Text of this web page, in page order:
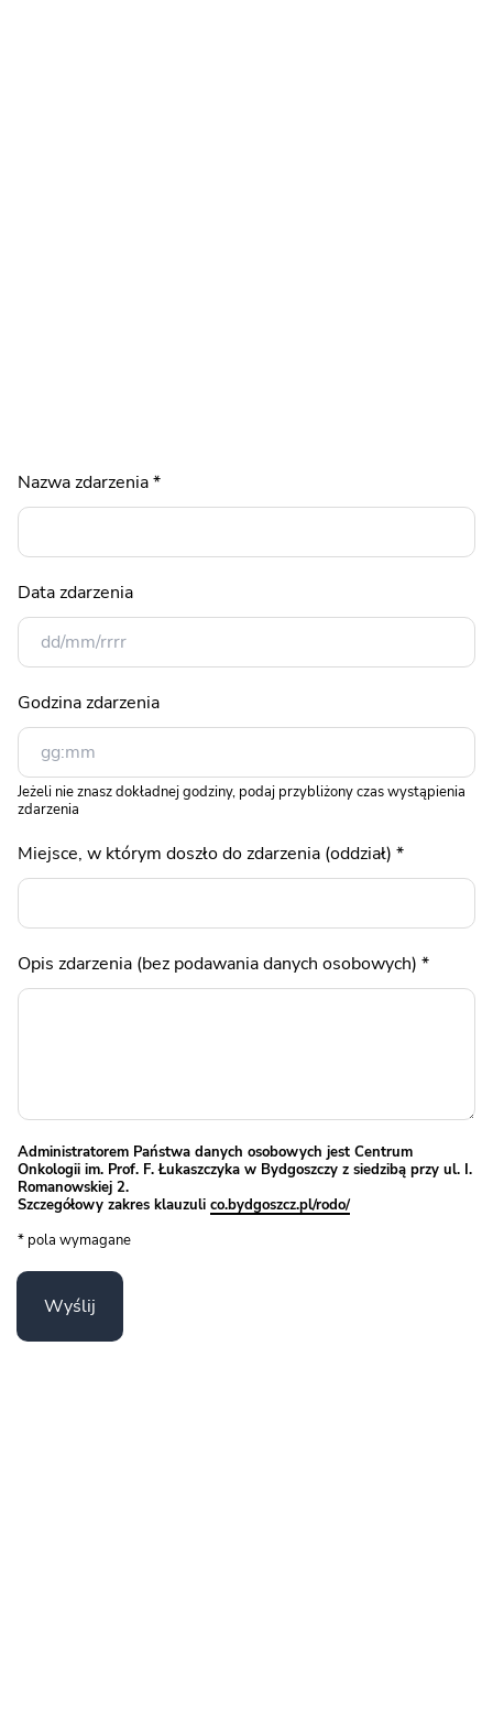
*
o
o
w
y
h
)
i
e
j
e
Nazwa zdarzenia*
Data zdarzenia
Godzina zdarzenia
Jeżeli nie znasz dokładnej godziny, podaj przybliżony czas wystąpienia
zdarzenia
Miejsce, w którym doszło do zdarzenia (oddział) *
Opis zdarzenia (bez podawania danych osobowych) *
Administratorem Państwa danych osobowych jest Centrum
Onkologii im. Prof. F. Łukaszczyka w Bydgoszczy z siedzibą przy ul. I.
Romanowskiej 2.
Szczegółowy zakres klauzuli co.bydgoszcz.pl/rodo/
* pola wymagane
Wyślij